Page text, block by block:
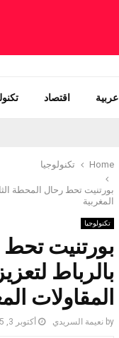
عربية اقتصاد
Home تكنولوجيا
بورتنيت تحط رحال المحطة
المغربية
تكنولوجيا
بورتنيت تحط
بالرباط
المقاولات
by نعيمة السريدي أكتوبر 3, 2025